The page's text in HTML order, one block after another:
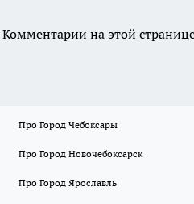
Комментарии на этой
Про Город Чебоксары
Про Город Новочебоксарск
Про Город Ярославль